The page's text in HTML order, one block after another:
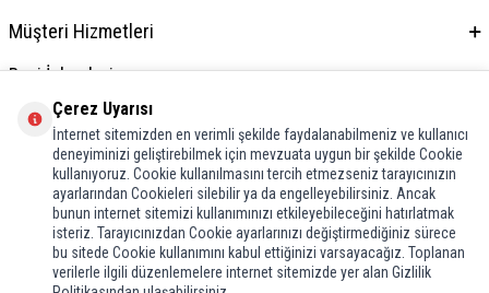
Müşteri Hizmetleri
Bayi İşlemleri
Adres & İletişim
Çerez Uyarısı
İnternet sitemizden en verimli şekilde faydalanabilmeniz ve kullanıcı
deneyiminizi geliştirebilmek için mevzuata uygun bir şekilde Cookie
kullanıyoruz. Cookie kullanılmasını tercih etmezseniz tarayıcınızın
ayarlarından Cookieleri silebilir ya da engelleyebilirsiniz. Ancak
bunun internet sitemizi kullanımınızı etkileyebileceğini hatırlatmak
isteriz. Tarayıcınızdan Cookie ayarlarınızı değiştirmediğiniz sürece
bu sitede Cookie kullanımını kabul ettiğinizi varsayacağız. Toplanan
verilerle ilgili düzenlemelere internet sitemizde yer alan Gizlilik